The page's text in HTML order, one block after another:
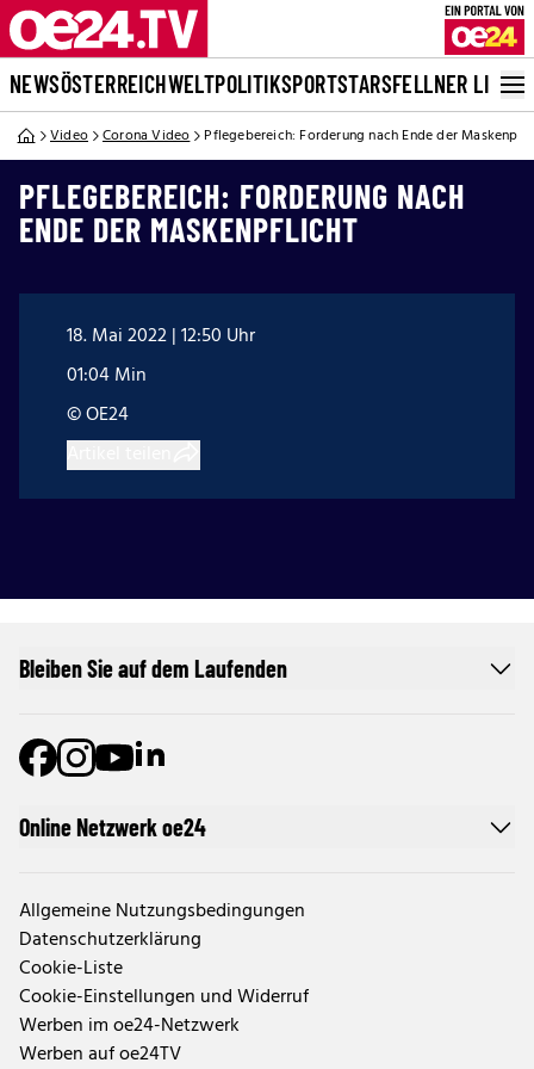
NEWSÖSTERREICHWELTPOLITIKSPORTSTARSFELLNER LIVE
Video Corona Video Pflegebereich: Forderung nach Ende der
PFLEGEBEREICH: FORDERUNG NACH
ENDE DER MASKENPFLICHT
18. Mai 2022 | 12:50 Uhr
01:04 Min
© OE24
Online Netzwerk oe24
Allgemeine Nutzungsbedingungen
Datenschutzerklärung
Cookie-Liste
Cookie-Einstellungen und Widerruf
Werben im oe24-Netzwerk
Werben auf oe24TV
Bleiben Sie auf dem Laufenden